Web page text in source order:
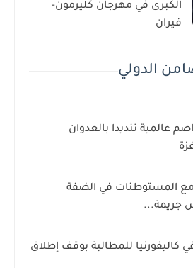
الكبرى في مهرجان كليرمون-
فيران
الدولي
عالمية تنديدا بالعدوان
مع المستوطنات في الضفة
جريمة...
كاليفورنيا للمطالبة بوقف إطلاق